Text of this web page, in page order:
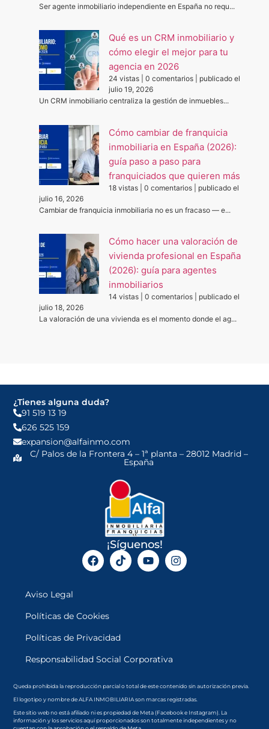
Ser agente inmobiliario independiente en España no requ...
Qué es un CRM inmobiliario y
cómo elegir el mejor para tu
agencia en 2026
24 vistas 0 comentarios
publicado el
julio 19, 2026
Un CRM inmobiliario centraliza la gestión de inmuebles...
Cómo cambiar de franquicia
inmobiliaria en España (2026):
guía paso a paso para
franquiciados que quieren más
18 vistas 0 comentarios
publicado el
julio 16, 2026
Cambiar de franquicia inmobiliaria no es un fracaso — e...
Cómo hacer una valoración de
vivienda profesional en España
(2026): guía para agentes
inmobiliarios
14 vistas 0 comentarios
publicado el
julio 18, 2026
La valoración de una vivienda es el momento donde el ag...
¿Tienes alguna duda?
91 519 13 19
626 525 159
expansion@alfainmo.com
C/ Palos de la Frontera 4 – 1ª planta – 28012 Madrid –
España
¡Síguenos!
Aviso Legal
Políticas de Cookies
Políticas de Privacidad
Responsabilidad Social Corporativa
Queda prohibida la reproducción parcial o total de este contenido sin autorización previa.
El logotipo y nombre de ALFA INMOBILIARIA son marcas registradas.
Este sitio web no está afiliado ni es propiedad de Meta (Facebook e Instagram). La
información y los servicios aquí proporcionados son totalmente independientes y no